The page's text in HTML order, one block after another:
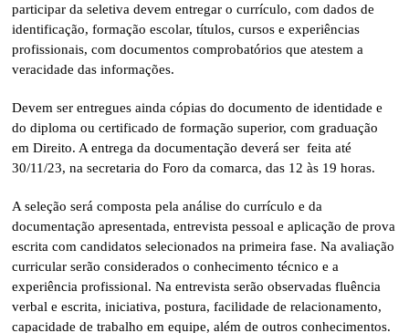
participar da seletiva devem entregar o currículo, com dados de
identificação, formação escolar, títulos, cursos e experiências
profissionais, com documentos comprobatórios que atestem a
veracidade das informações.
Devem ser entregues ainda cópias do documento de identidade e
do diploma ou certificado de formação superior, com graduação
em Direito. A entrega da documentação deverá ser feita até
30/11/23, na secretaria do Foro da comarca, das 12 às 19 horas.
A seleção será composta pela análise do currículo e da
documentação apresentada, entrevista pessoal e aplicação de prova
escrita com candidatos selecionados na primeira fase. Na avaliação
curricular serão considerados o conhecimento técnico e a
experiência profissional. Na entrevista serão observadas fluência
verbal e escrita, iniciativa, postura, facilidade de relacionamento,
capacidade de trabalho em equipe, além de outros conhecimentos.